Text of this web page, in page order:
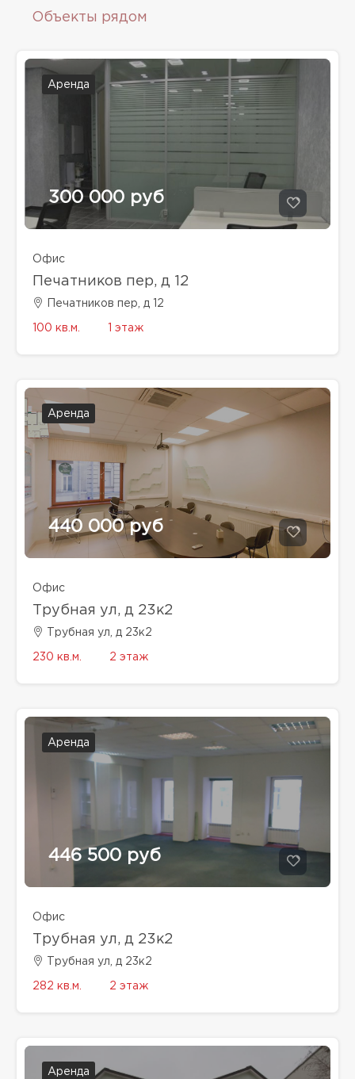
Объекты рядом
Аренда
300 000 руб
Офис
Печатников пер, д 12
Печатников пер, д 12
100 кв.м. 1 этаж
Аренда
440 000 руб
Офис
Трубная ул, д 23к2
Трубная ул, д 23к2
230 кв.м. 2 этаж
Аренда
446 500 руб
Офис
Трубная ул, д 23к2
Трубная ул, д 23к2
282 кв.м. 2 этаж
Аренда